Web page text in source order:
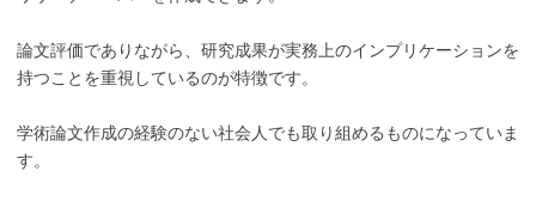
論文評価でありながら、研究成果が実務上のインプリケーションを
持つことを重視しているのが特徴です。
学術論文作成の経験のない社会人でも取り組めるものになっていま
す。